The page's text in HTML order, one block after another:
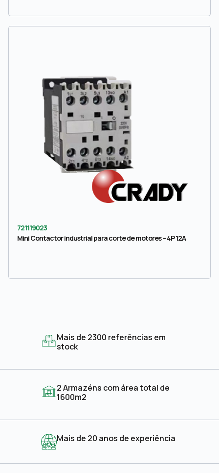
721119023
Mini Contactor industrial para corte de motores – 4P 12A
Mais de 2300 referências em
stock
2 Armazéns com área total de
1600m2
Mais de 20 anos de experiência